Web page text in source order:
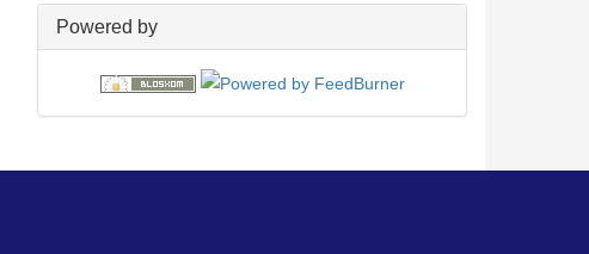
電子書籍
Powered by